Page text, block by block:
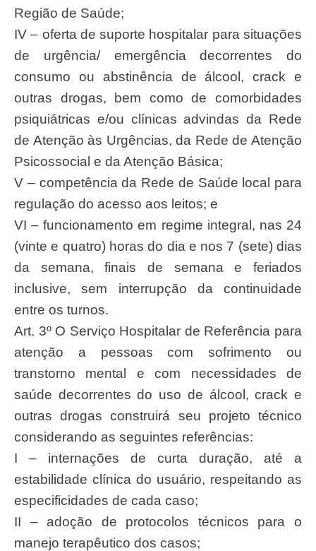
Região de Saúde;
IV – oferta de suporte hospitalar para situações
de urgência/ emergência decorrentes do
consumo ou abstinência de álcool, crack e
outras drogas, bem como de comorbidades
psiquiátricas e/ou clínicas advindas da Rede
de Atenção às Urgências, da Rede de Atenção
Psicossocial e da Atenção Básica;
V – competência da Rede de Saúde local para
regulação do acesso aos leitos; e
VI – funcionamento em regime integral, nas 24
(vinte e quatro) horas do dia e nos 7 (sete) dias
da semana, finais de semana e feriados
inclusive, sem interrupção da continuidade
entre os turnos.
Art. 3º O Serviço Hospitalar de Referência para
atenção a pessoas com sofrimento ou
transtorno mental e com necessidades de
saúde decorrentes do uso de álcool, crack e
outras drogas construirá seu projeto técnico
considerando as seguintes referências:
I – internações de curta duração, até a
estabilidade clínica do usuário, respeitando as
especificidades de cada caso;
II – adoção de protocolos técnicos para o
manejo terapêutico dos casos;